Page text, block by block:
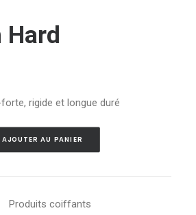
rigide et longue duré
AJOUTER AU PANIER
Produits coiffants